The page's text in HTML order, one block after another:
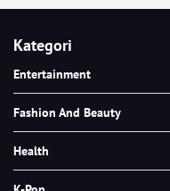
Kategori
Entertainment
Fashion And Beauty
Health